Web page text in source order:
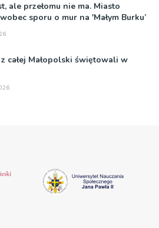
ale przełomu nie ma. Miasto
sporu o mur na 'Małym Burku’
całej Małopolski świętowali w